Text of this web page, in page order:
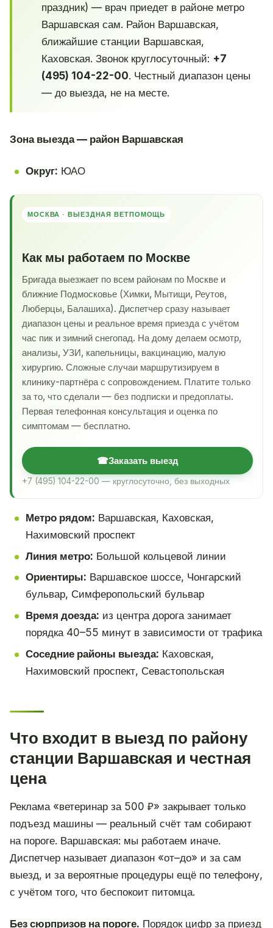
праздник) — врач приедет в районе метро
Варшавская сам. Район Варшавская,
ближайшие станции Варшавская,
Каховская. Звонок круглосуточный: +7
(495) 104-22-00. Честный диапазон цены
— до выезда, не на месте.
Зона выезда — район Варшавская
Округ: ЮАО
МОСКВА · ВЫЕЗДНАЯ ВЕТПОМОЩЬ
Как мы работаем по Москве
Бригада выезжает по всем районам по Москве и
ближние Подмосковье (Химки, Мытищи, Реутов,
Люберцы, Балашиха). Диспетчер сразу называет
диапазон цены и реальное время приезда с учётом
час пик и зимний снегопад. На дому делаем осмотр,
анализы, УЗИ, капельницы, вакцинацию, малую
хирургию. Сложные случаи маршрутизируем в
клинику-партнёра с сопровождением. Платите только
за то, что сделали — без подписки и предоплаты.
Первая телефонная консультация и оценка по
симптомам — бесплатно.
☎Заказать выезд
+7 (495) 104-22-00 — круглосуточно, без выходных
Метро рядом: Варшавская, Каховская,
Нахимовский проспект
Линия метро: Большой кольцевой линии
Ориентиры: Варшавское шоссе, Чонгарский
бульвар, Симферопольский бульвар
Время доезда: из центра дорога занимает
порядка 40–55 минут в зависимости от трафика
Соседние районы выезда: Каховская,
Нахимовский проспект, Севастопольская
Что входит в выезд по району
станции Варшавская и честная
цена
Реклама «ветеринар за 500 ₽» закрывает только
подъезд машины — реальный счёт там собирают
на пороге. Варшавская: мы работаем иначе.
Диспетчер называет диапазон «от–до» и за сам
выезд, и за вероятные процедуры ещё по телефону,
с учётом того, что беспокоит питомца.
Без сюрпризов на пороге. Порядок цифр за приезд